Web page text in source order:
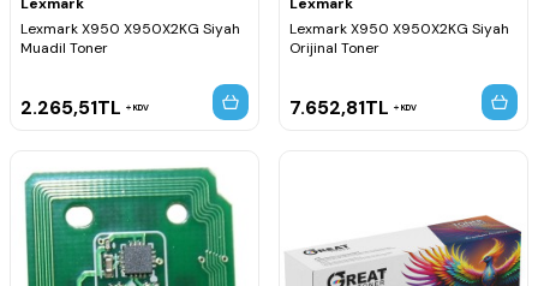
Lexmark X950 X950X2KG Siyah
Muadil Toner
2.265,51TL KDV
Lexmark X950 X950X2KG Siyah
Orijinal Toner
7.652,81TL KDV